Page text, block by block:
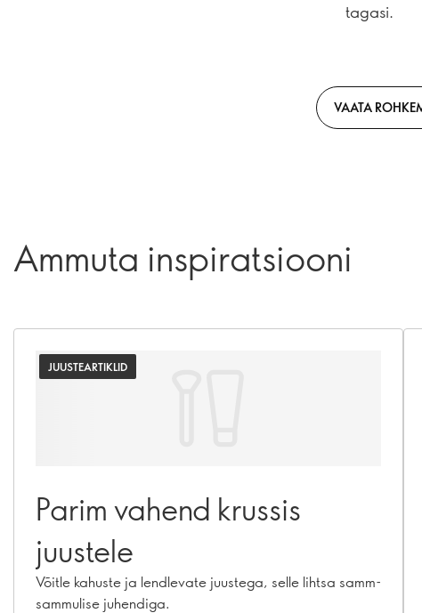
tagasi.
VAATA
Ammuta inspiratsiooni
JUUSTEARTIKLID
Parim vahend krussis
juustele
Võitle kahuste ja lendlevate juustega, selle lihtsa samm-
sammulise juhendiga.